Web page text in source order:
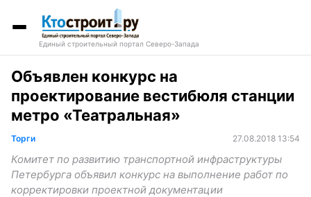
Единый строительный портал Северо-Запада
Объявлен конкурс на
проектирование вестибюля станции
метро «Театральная»
Торги 27.08.2018 13:54
Комитет по развитию транспортной инфраструктуры
Петербурга объявил конкурс на выполнение работ по
корректировки проектной документации